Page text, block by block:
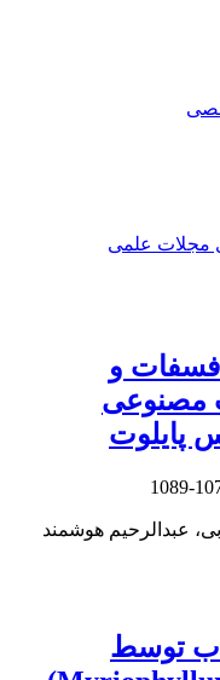
مجلات علمی
فسفات و
مصنوعی
پایلوت
1071-
عبدالرحیم هوشمند
توسط